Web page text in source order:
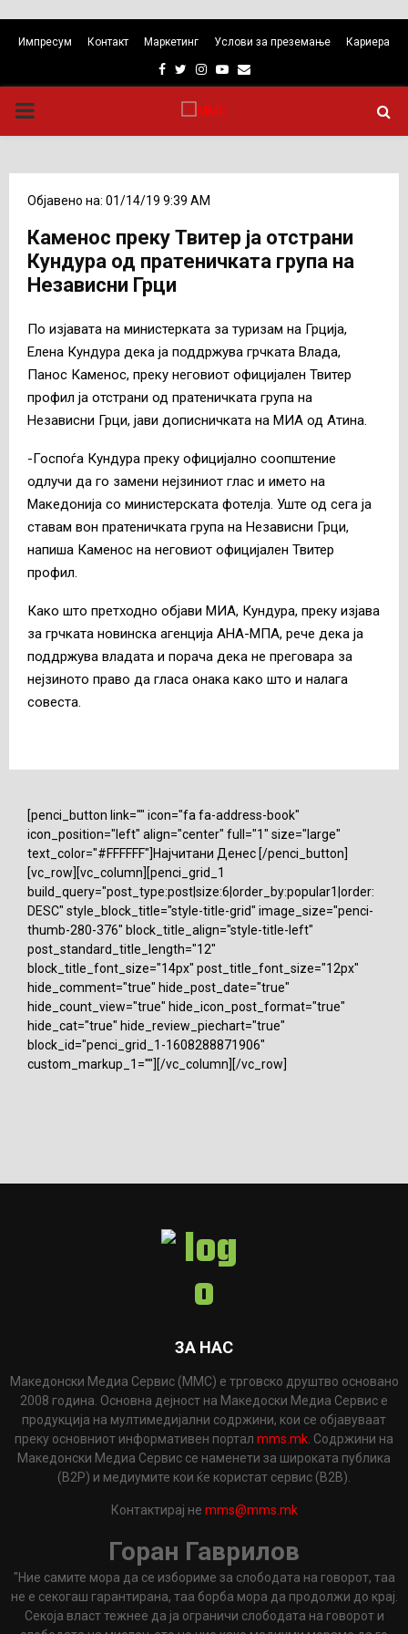
Импресум Контакт Маркетинг Услови за преземање Кариера
Facebook
TwitterInstagram
Youtube
Email
PRIMARY
Објавено на: 01/14/19 9:39 AM
Каменос преку Твитер ја отстрани
Кундура од пратеничката група на
Независни Грци
По изјавата на министерката за туризам на Грција,
Елена Кундура дека ја поддржува грчката Влада,
Панос Каменос, преку неговиот официјален Твитер
профил ја отстрани од пратеничката група на
Независни Грци, јави дописничката на МИА од Атина.
-Госпоѓа Кундура преку официјално соопштение
одлучи да го замени нејзиниот глас и името на
Македонија со министерската фотелја. Уште од сега ја
ставам вон пратеничката група на Независни Грци,
напиша Каменос на неговиот официјален Твитер
профил.
Како што претходно објави МИА, Кундура, преку изјава
за грчката новинска агенција АНА-МПА, рече дека ја
поддржува владата и порача дека не преговара за
нејзиното право да гласа онака како што и налага
совеста.
[penci_button link="" icon="fa fa-address-book"
icon_position="left" align="center" full="1" size="large"
text_color="#FFFFFF"]Најчитани Денес [/penci_button]
[vc_row][vc_column][penci_grid_1
build_query="post_type:post|size:6|order_by:popular1|order:
DESC" style_block_title="style-title-grid" image_size="penci-
thumb-280-376" block_title_align="style-title-left"
post_standard_title_length="12"
block_title_font_size="14px" post_title_font_size="12px"
hide_comment="true" hide_post_date="true"
hide_count_view="true" hide_icon_post_format="true"
hide_cat="true" hide_review_piechart="true"
block_id="penci_grid_1-1608288871906"
custom_markup_1=""][/vc_column][/vc_row]
ЗА НАС
Македонски Медиа Сервис (ММС) е трговско друштво основано
2008 година. Основна дејност на Македоски Медиа Сервис е
продукција на мултимедијални содржини, кои се објавуваат
преку основниот информативен портал mms.mk . Содржини на
Македонски Медиа Сервис се наменети за широката публика
(B2P) и медиумите кои ќе користат сервис (B2B).
Контактирај не mms@mms.mk
Горан Гаврилов
"Ние самите мора да се избориме за слободата на говорот, таа
не е секогаш гарантирана, таа борба мора да продолжи до крај.
Секоја власт тежнее да ја ограничи слободата на говорот и